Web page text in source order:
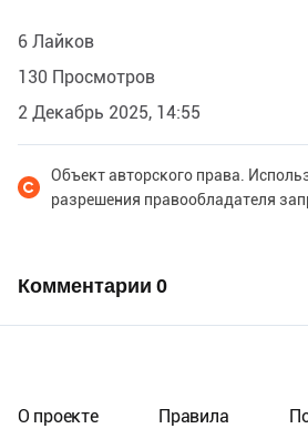
6 Лайков
130 Просмотров
2 Декабрь 2025, 14:55
Объект авторского права.
разрешения правообладателя
Комментарии 0
О проекте Правила